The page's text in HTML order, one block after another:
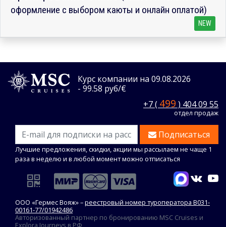
оформление с выбором каюты и онлайн оплатой)
NEW
Курс компании на 09.08.2026
- 99.58 руб/€
+7 ( 499 ) 404 09 55
отдел продаж
Подписаться
Лучшие предложения, скидки, акции мы рассылаем не чаще 1
раза в неделю и в любой момент можно отписаться
ООО «Гермес Вояж» –реестровый номер туроператора В031-
00161-77/01942486
Авторизованный партнер по бронированию MSC Cruises и
Explora Journeys в РФ